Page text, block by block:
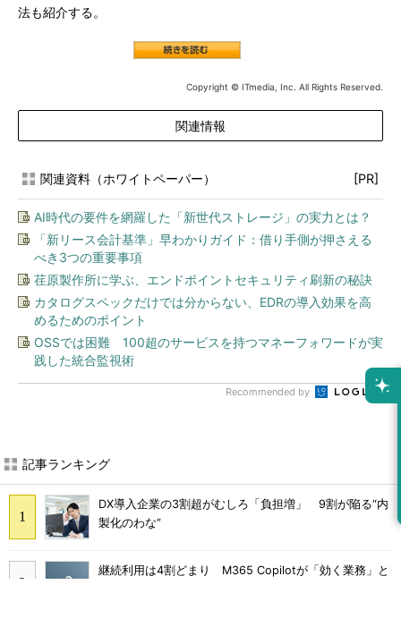
法も紹介する。
Copyright © ITmedia, Inc. All Rights Reserved.
関連情報
関連資料（ホワイトペーパー） [PR]
AI時代の要件を網羅した「新世代ストレージ」の実力とは？
「新リース会計基準」早わかりガイド：借り手側が押さえる
べき3つの重要事項
荏原製作所に学ぶ、エンドポイントセキュリティ刷新の秘訣
カタログスペックだけでは分からない、EDRの導入効果を高
めるためのポイント
OSSでは困難 100超のサービスを持つマネーフォワードが実
践した統合監視術
Recommended by
記事ランキング
DX導入企業の3割超がむしろ「負担増」 9割が陥る“内
製化のわな”
継続利用は4割どまり M365 Copilotが「効く業務」と